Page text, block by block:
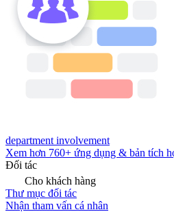
department involvement
Xem hơn 760+ ứng dụng & bản tích
Đối tác
Cho khách hàng
Thư mục đối tác
Nhận tham vấn cá nhân